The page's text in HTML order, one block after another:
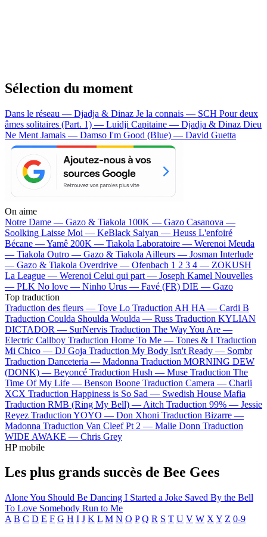
Sélection du moment
Dans le réseau — Djadja & Dinaz Je la connais — SCH Pour deux
âmes solitaires (Part. 1) — Luidji Capitaine — Djadja & Dinaz Dieu
Ne Ment Jamais — Damso I'm Good (Blue) — David Guetta
On aime
Notre Dame — Gazo & Tiakola 100K — Gazo Casanova —
Soolking Laisse Moi — KeBlack Saiyan — Heuss L'enfoiré
Bécane —Yamê 200K — Tiakola Laboratoire — Werenoi Meuda
— Tiakola Outro — Gazo & Tiakola Ailleurs — Josman Interlude
— Gazo & Tiakola Overdrive — Ofenbach 1 2 3 4 — ZOKUSH
La League — Werenoi Celui qui part — Joseph Kamel Nouvelles
— PLK No love — Ninho Urus — Favé (FR) DIE — Gazo
Top traduction
Traduction des fleurs — Tove Lo Traduction AH HA — Cardi B
Traduction Coulda Shoulda Woulda — Russ Traduction KYLIAN
DICTADOR — SurNervis Traduction The Way You Are —
Electric Callboy Traduction Home To Me — Tones & I Traduction
Mi Chico — DJ Goja Traduction My Body Isn't Ready — Sombr
Traduction Danceteria — Madonna Traduction MORNING DEW
(DONK) — Beyoncé Traduction Hush — Muse Traduction The
Time Of My Life — Benson Boone Traduction Camera — Charli
XCX Traduction Happiness is So Sad — Swedish House Mafia
Traduction RMB (Ring My Bell) — Aitch Traduction 99% — Jessie
Reyez Traduction YOYO — Don Xhoni Traduction Bizarre —
Madonna Traduction Van Cleef Pt 2 — Malie Donn Traduction
WIDE AWAKE — Chris Grey
HP mobile
Les plus grands succès de Bee Gees
AloneYou Should Be Dancing I Started a Joke Saved By the Bell
To Love Somebody Run to Me
A B C D E F G H I J K L M N O P Q R S T U V W X Y Z 0-9